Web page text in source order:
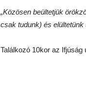
„Közösen beültetjük
csak tudunk) és elültetünk
Találkozó 10kor az